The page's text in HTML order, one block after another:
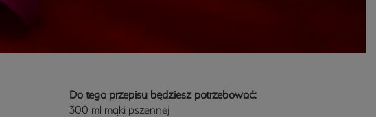
Do tego przepisu będziesz potrzebować:
300 ml mąki pszennej